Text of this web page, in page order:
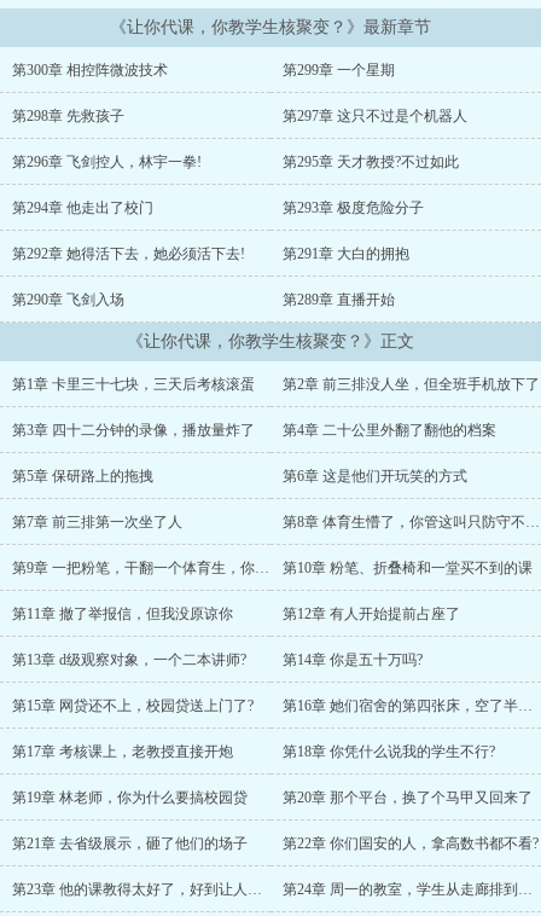
死，一睁眼穿越到平行世界的"自己"身上——江海大学一个臭名昭著
的水课讲师。 前身不仅水课出名，还骚扰女学生，被学院列入末位
淘汰名单。三天后就是教学考核，不通过直接开除。 林宇本想躺
贷。 为了活下去，他不得不硬着头皮上课。当他第一次在课堂上认
真给学生讲高数时，激活了"超级教师系统"。 课堂上只要让学生真
正理解知识，该知识领域的顶尖运用能力就会反馈给宿主。 理解人
数越多，反馈层级越高，知识体系越完整。从此，林宇走上了一条疯
狂的教学之路。 教高数，他成了能用肉眼计算飞鸟轨迹、预测股票
涨跌的数学怪物；教学生防身，他获得了顶尖格斗技巧；教学生法律
常识，他掌握了令人毛骨悚然的"意外制造"能力……他的课从无人问
津到一座难求，从校内爆火到全网疯传。 当国安部的人发现这个二
本讲师教的东西一节比一节离谱时，整个国家机器都坐不住了——"让
你代课，你怎么教到核聚变了？ ！"...
《让你代课，你教学生核聚变？》最新章节
第300章 相控阵微波技术 第299章 一个星期
第298章 先救孩子 第297章 这只不过是个机器人
第296章 飞剑控人，林宇一拳! 第295章 天才教授?不过如此
第294章 他走出了校门 第293章 极度危险分子
第292章 她得活下去，她必须活下去! 第291章 大白的拥抱
第290章 飞剑入场 第289章 直播开始
《让你代课，你教学生核聚变？》正文
第1章 卡里三十七块，三天后考核滚蛋 第2章 前三排没人坐，但全班手机放下了
第3章 四十二分钟的录像，播放量炸了 第4章 二十公里外翻了翻他的档案
第5章 保研路上的拖拽 第6章 这是他们开玩笑的方式
第7章 前三排第一次坐了人 第8章 体育生懵了，你管这叫只防守不还手?
第9章 一把粉笔，干翻一个体育生，你管这叫数学课? 第10章 粉笔、折叠椅和一堂买不到的课
第11章 撤了举报信，但我没原谅你 第12章 有人开始提前占座了
第13章 d级观察对象，一个二本讲师? 第14章 你是五十万吗?
第15章 网贷还不上，校园贷送上门了? 第16章 她们宿舍的第四张床，空了半年了
第17章 考核课上，老教授直接开炮 第18章 你凭什么说我的学生不行?
第19章 林老师，你为什么要搞校园贷 第20章 那个平台，换了个马甲又回来了
第21章 去省级展示，砸了他们的场子 第22章 你们国安的人，拿高数书都不看?
第23章 他的课教得太好了，好到让人害怕 第24章 周一的教室，学生从走廊排到了拐角